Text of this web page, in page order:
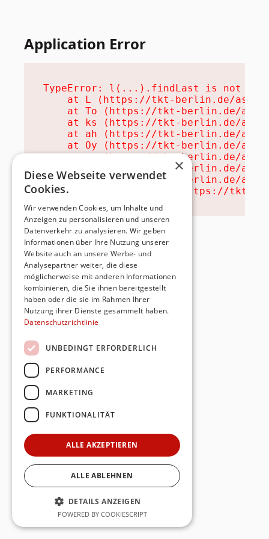
Application Error
TypeError: l(...).findLast is not a
at L (https://tkt-berlin.de/
at To (https://tkt-berlin.de/
at ks (https://tkt-berlin.de/
at ah (https://tkt-berlin.de/
at Oy (https://tkt-berlin.de/
at na (https://tkt-berlin.de/
at th (https://tkt-berlin.de/
at eh (https://tkt-berlin.de/
at MessagePort.ae (https://tkt-
×
Diese Webseite verwendet
Cookies.
Wir verwenden Cookies, um Inhalte und
Anzeigen zu personalisieren und unseren
Datenverkehr zu analysieren. Wir geben
Informationen über Ihre Nutzung unserer
Website auch an unsere Werbe- und
Analysepartner weiter, die diese
möglicherweise mit anderen Informationen
kombinieren, die Sie ihnen bereitgestellt
haben oder die sie im Rahmen Ihrer
Nutzung ihrer Dienste gesammelt haben.
Datenschutzrichtlinie
UNBEDINGT ERFORDERLICH
PERFORMANCE
MARKETING
FUNKTIONALITÄT
ALLE AKZEPTIEREN
ALLE ABLEHNEN
DETAILS ANZEIGEN
POWERED BY COOKIESCRIPT